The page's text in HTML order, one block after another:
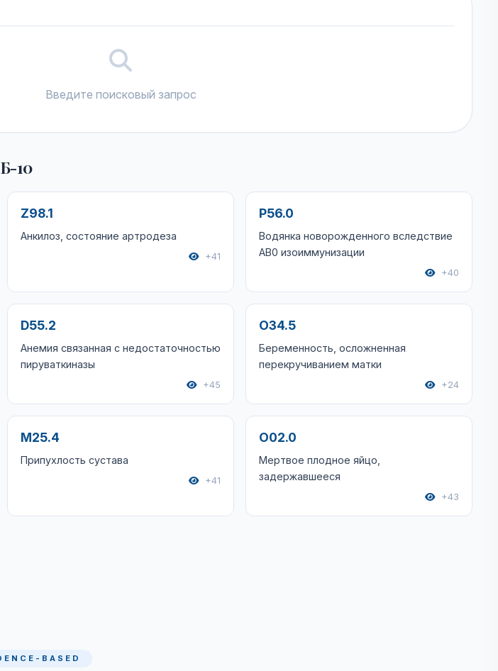
Введите поисковый запрос
10
Z98.1
Анкилоз, состояние артродеза
+41
P56.0
Водянка новорожденного вследствие
АВ0 изоиммунизации
+40
D55.2
Анемия связанная с недостаточностью
пируваткиназы
+45
O34.5
Беременность, осложненная
перекручиванием матки
+24
M25.4
Припухлость сустава
+41
O02.0
Мертвое плодное яйцо,
задержавшееся
+43
BASED